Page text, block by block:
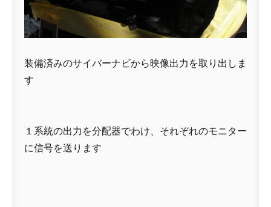
装備済みのサイバーナビから映像出力を取り出しま
す
１系統の出力を分配器でわけ、それぞれのモニター
に信号を送ります